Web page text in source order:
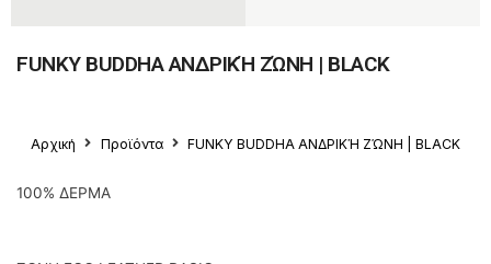
FUNKY BUDDHA ΑΝΔΡΙΚΉ ΖΏΝΗ | BLACK
Αρχική Προϊόντα FUNKY BUDDHA ΑΝΔΡΙΚΉ ΖΏΝΗ | BLACK
100% ΔΕΡΜΑ